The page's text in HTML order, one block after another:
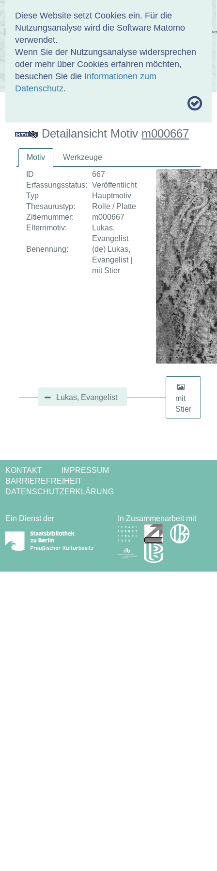
Diese Website setzt Cookies ein. Für die
Nutzungsanalyse wird die Software Matomo
verwendet.
Wenn Sie der Nutzungsanalyse widersprechen
oder mehr über Cookies erfahren möchten,
besuchen Sie die Informationen zum
Datenschutz.
EINBANDDATENBANK
ÜBER UNS SAMMLUNGEN SUCHE
Detailansicht Motiv m000667
Motiv Werkzeuge
ID
667
Erfassungsstatus:
Veröffentlicht
Typ
Hauptmotiv
Thesaurustyp:
Rolle / Platte
Zitiernummer:
m000667
Elternmotiv:
Lukas,
Evangelist
Benennung:
(de) Lukas,
Evangelist |
mit Stier
Lukas, Evangelist
mit
Stier
KONTAKT
IMPRESSUM
BARRIEREFREIHEIT
DATENSCHUTZERKLÄRUNG
Ein Dienst der In Zusammenarbeit mit